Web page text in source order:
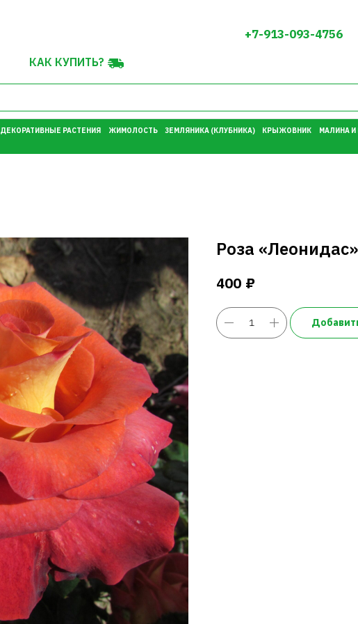
+7-913-093-4756
КАК КУПИТЬ?
ДЕКОРАТИВНЫЕ РАСТЕНИЯ ЖИМОЛОСТЬ ЗЕМЛЯНИКА (КЛУБНИКА) КРЫЖОВНИК МАЛИНА
Роза «Леонидас»
400 ₽